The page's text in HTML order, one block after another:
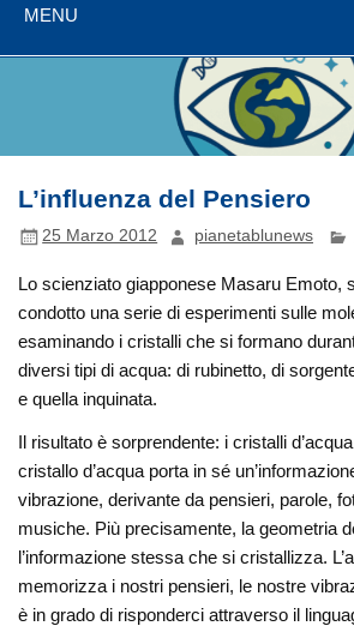
MENU
L’influenza del Pensiero
25 Marzo 2012 pianetablunews
Lo scienziato giapponese Masaru Emoto,
condotto una serie di esperimenti sulle
esaminando i cristalli che si formano
diversi tipi di acqua: di rubinetto, di
e quella inquinata.
Il risultato è sorprendente: i cristalli
cristallo d’acqua porta in sé
vibrazione, derivante da pensieri, parole,
musiche. Più precisamente, la geometria
l’informazione stessa che si cristallizza.
memorizza i nostri pensieri, le nostre
è in grado di risponderci attraverso il